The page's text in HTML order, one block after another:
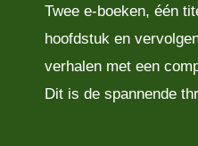
Twee e-boeken, één
hoofdstuk en
verhalen met een
Dit is de spannende